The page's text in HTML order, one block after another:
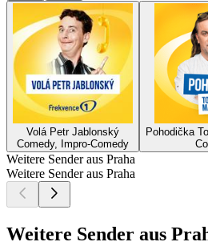
Volá Petr Jablonský
Comedy, Impro-Comedy
Pohodička
Weitere Sender aus Praha
Weitere Sender aus Praha
Weitere Sender aus